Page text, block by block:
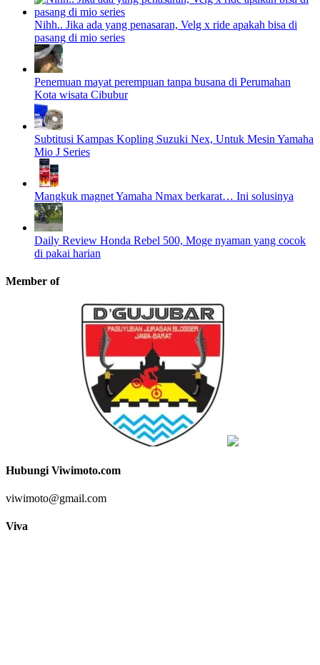
Nihh.. Jika ada yang penasaran, Velg x ride apakah bisa di
pasang di mio series
Penemuan mayat perempuan tanpa busana di Perumahan
Kota wisata Cibubur
Subtitusi Kampas Kopling Suzuki Nex, Untuk Mesin Yamaha
Mio J Series
Mangkuk magnet Yamaha Nmax berkarat… Ini solusinya
Daily Review Honda Rebel 500, Moge nyaman yang cocok
di pakai harian
Member of
Hubungi Viwimoto.com
viwimoto@gmail.com
Viva